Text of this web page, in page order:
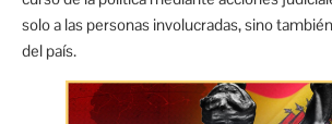
solo a las personas involucradas, sino
del país.